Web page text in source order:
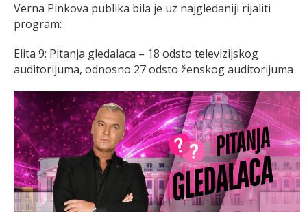
Verna Pinkova publika bila je uz najgledaniji rijaliti
program:
Elita 9: Pitanja gledalaca – 18 odsto televizijskog
auditorijuma, odnosno 27 odsto ženskog auditorijuma